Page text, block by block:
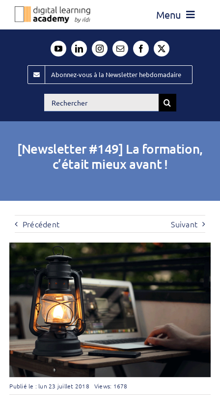
Passer
Menu
Évènements ILDI
Offres d’emploi
Publiez
Abonnez-vous à la Newsletter hebdomadaire
Rechercher:
[Newsletter #149] La formation,
c’était mieux avant !
Précédent Suivant
Publié le : lun 23 juillet 2018 Views: 1678